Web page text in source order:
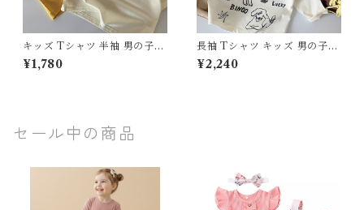
キッズ Tシャツ 半袖 男の子
女の子 韓国子供服 英字 ロゴ
プリント トップス 80 90 100
¥1,780
長袖 Tシャツ キッズ 男の子
綿100% ワンちゃん プリント
ロンT 春 秋 トップス 子供服
¥2,240
セール中の商品